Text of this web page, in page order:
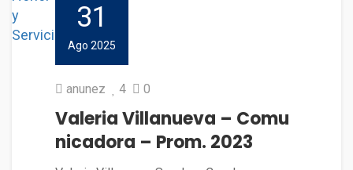
31
Ago 2025
anunez 4 0
Valeria Villanueva – Comu
nicadora – Prom. 2023